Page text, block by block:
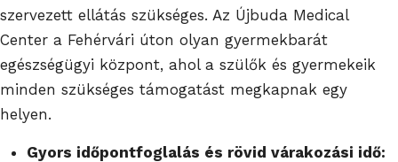
szervezett ellátás szükséges. Az Újbuda Medical
Center a Fehérvári úton olyan gyermekbarát
egészségügyi központ, ahol a szülők és gyermekeik
minden szükséges támogatást megkapnak egy
helyen.
Gyors időpontfoglalás és rövid várakozási idő: